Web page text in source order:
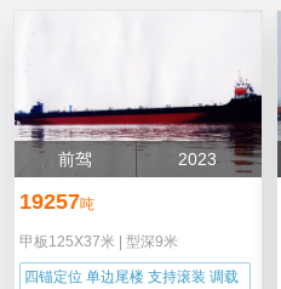
前驾 2023
19257吨
甲板125X37米 型深9米
四锚定位 单边尾楼 支持滚装 调载